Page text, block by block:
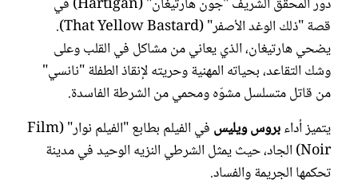
دور المحقق الشريف "جون هارتيغان" (Hartigan) في
قصة "ذلك الوغد الأصفر" (That Yellow Bastard).
يضحي هارتيغان، الذي يعاني من مشاكل في القلب وعلى
وشك التقاعد، بحياته المهنية وحريته لإنقاذ الطفلة "نانسي"
من قاتل متسلسل مشوّه ومحمي من الشرطة الفاسدة.
يتميز أداءبروس ويليس
في الفيلم بطابع "الفيلم نوار" (Film
Noir) الجاد، حيث يمثل الشرطي النزيه الوحيد في مدينة
تحكمها الجريمة والفساد.